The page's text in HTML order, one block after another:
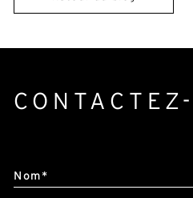
CONTACTEZ-